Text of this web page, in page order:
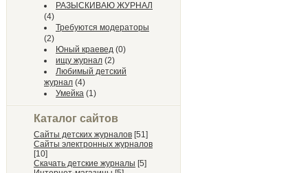
РАЗЫСКИВАЮ ЖУРНАЛ
(4)
Требуются модераторы
(2)
Юный краевед (0)
ищу журнал (2)
Любимый детский
журнал (4)
Умейка (1)
Каталог сайтов
Сайты детских журналов [51]
Сайты электронных журналов
[10]
Скачать детские журналы [5]